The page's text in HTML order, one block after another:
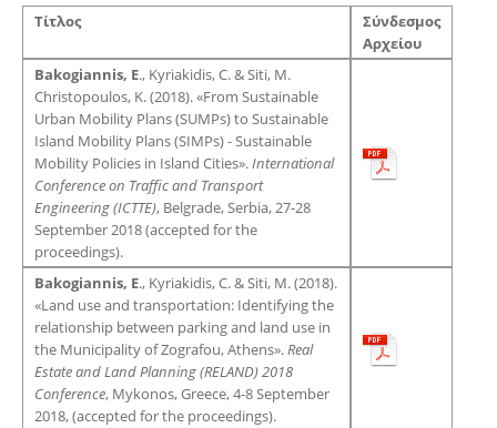
Τίτλος
Σύνδεσμος
Αρχείου
Bakogiannis, E., Kyriakidis, C. & Siti, M.
Christopoulos, K. (2018). «From Sustainable
Urban Mobility Plans (SUMPs) to Sustainable
Island Mobility Plans (SIMPs) - Sustainable
Mobility Policies in Island Cities».International
Conference on Traffic and Transport
Engineering (ICTTE), Belgrade, Serbia, 27-28
September 2018 (accepted for the
proceedings).
Bakogiannis, E., Kyriakidis, C. & Siti, M. (2018).
«Land use and transportation: Identifying the
relationship between parking and land use in
the Municipality of Zografou, Athens».Real
Estate and Land Planning (RELAND) 2018
Conference, Mykonos, Greece, 4-8 September
2018, (accepted for the proceedings).